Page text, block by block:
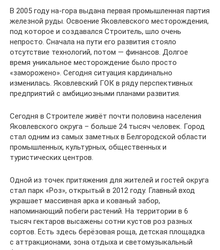
В 2005 году на-гора выдана первая промышленная партия
железной руды. Освоение Яковлевского месторождения,
под которое и создавался Строитель, шло очень
непросто. Сначала на пути его развития стояло
отсутствие технологий, потом — финансов. Долгое
время уникальное месторождение было просто
«заморожено». Сегодня ситуация кардинально
изменилась. Яковлевский ГОК в ряду перспективных
предприятий с амбициозными планами развития.
Сегодня в Строителе живёт почти половина населения
Яковлевского округа – больше 24 тысяч человек. Город
стал одним из самых заметных в Белгородской области
промышленных, культурных, общественных и
туристических центров.
Одной из точек притяжения для жителей и гостей округа
стал парк «Роз», открытый в 2012 году. Главный вход
украшает массивная арка и кованый забор,
напоминающий побеги растений. На территории в 6
тысяч гектаров высажены сотни кустов роз разных
сортов. Есть здесь берёзовая роща, детская площадка
с аттракционами, зона отдыха и светомузыкальный